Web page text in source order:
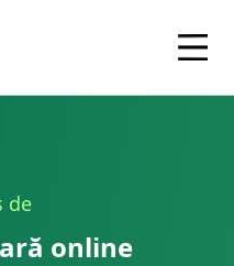
de
online